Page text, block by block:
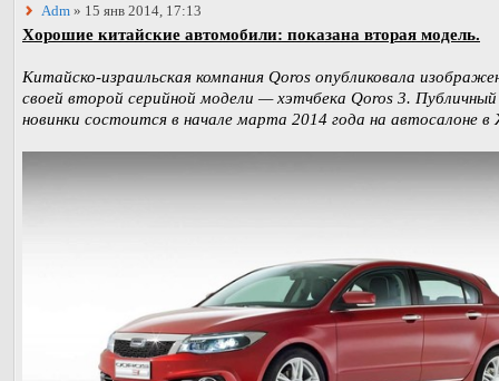
Adm » 15 янв 2014, 17:13
Хорошие китайские автомобили: показана вторая модель.
Китайско-израильская компания Qoros опубликовала
своей второй серийной модели — хэтчбека Qoros 3.
новинки состоится в начале марта 2014 года на автосалоне в